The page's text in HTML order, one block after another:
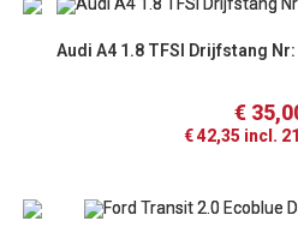
Audi A4 1.8 TFSI Drijfstang
€
€42,35 incl.